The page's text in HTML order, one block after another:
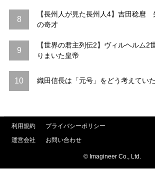
8
【長州人が見た長州人4】吉田稔麿
の奇才
9
【世界の君主列伝2】ヴィルヘルム2
りまいた皇帝
10 織田信長は「元号」をどう考えてい
利用規約
プライバシーポリシー
運営会社
お問い合わせ
© Imagineer Co., Ltd.